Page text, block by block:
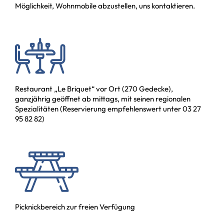
Möglichkeit, Wohnmobile abzustellen, uns kontaktieren.
Restaurant „Le Briquet“ vor Ort (270 Gedecke),
ganzjährig geöffnet ab mittags, mit seinen regionalen
Spezialitäten (Reservierung empfehlenswert unter 03 27
95 82 82)
Picknickbereich zur freien Verfügung